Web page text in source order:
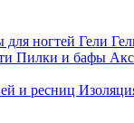
для ногтей Гели
Пилки и бафы
и ресниц